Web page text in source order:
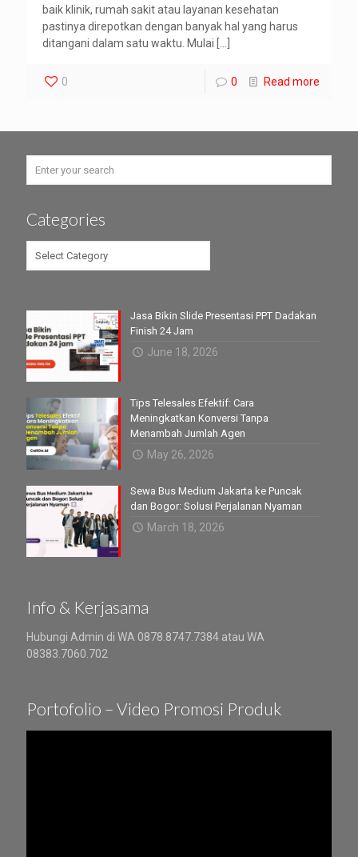
baik klinik, rumah sakit atau layanan kesehatan
pastinya direpotkan dengan banyak hal yang harus
ditangani dalam satu waktu. Mulai […]
0 0 Read more
Categories
Jasa Bikin Slide Presentasi PPT Dadakan
Finish 24 Jam
June 18, 2026
Tips Telesales Efektif: Cara
Meningkatkan Konversi Tanpa
Menambah Jumlah Agen
May 26, 2026
Sewa Bus Medium Jakarta ke Puncak
dan Bogor: Solusi Perjalanan Nyaman
March 18, 2026
Info & Kerjasama
Hubungi Admin di WA 0878.8747.7384 atau WA
08383.7060.702
Portofolio – Video Promosi Produk